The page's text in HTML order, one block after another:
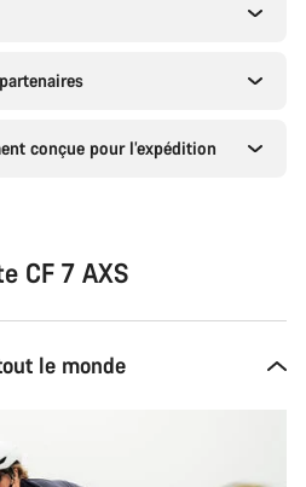
conçue pour l’expédition
CF 7 AXS
le monde